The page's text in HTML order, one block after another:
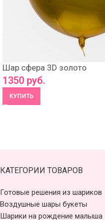
Шар сфера 3D золото
1350 руб.
КУПИТЬ
КАТЕГОРИИ ТОВАРОВ
Готовые решения из шариков
Воздушные шары букеты
Шарики на рождение малыша